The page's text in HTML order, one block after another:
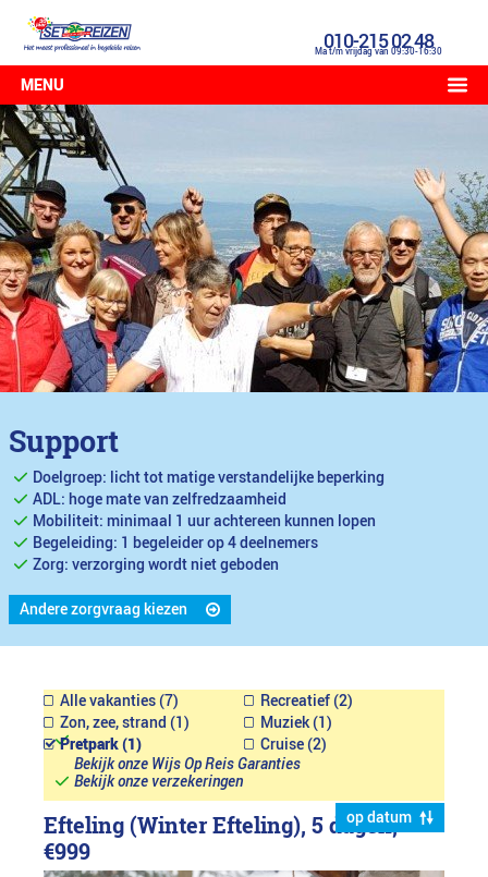
010-215 02 48
Ma t/m vrijdag van 09:30-16:30
MENU
Support
Doelgroep: licht tot matige verstandelijke beperking
ADL: hoge mate van zelfredzaamheid
Mobiliteit: minimaal 1 uur achtereen kunnen lopen
Begeleiding: 1 begeleider op 4 deelnemers
Zorg: verzorging wordt niet geboden
Andere zorgvraag kiezen
Alle vakanties (7)
Recreatief (2)
Zon, zee, strand (1)
Muziek (1)
Pretpark (1)
Cruise (2)
Bekijk onze Wijs Op Reis Garanties
Bekijk onze verzekeringen
op datum
Efteling (Winter Efteling), 5 dagen,
€999